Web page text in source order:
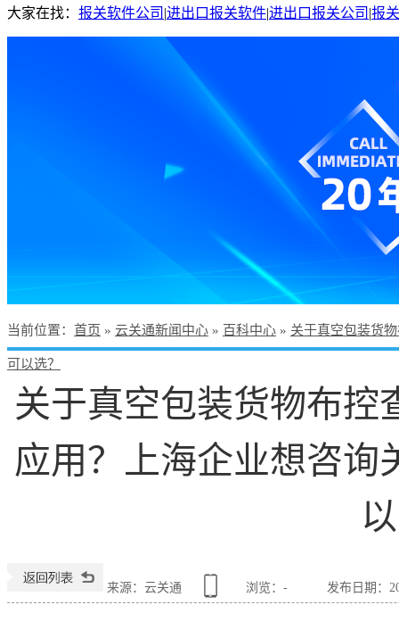
大家在找： 报关软件公司 |进出口报关软件|进出口报关公司 |报
当前位置： 首页 » 云关通新闻中心 » 百科中心 » 关于真空包装货
可以选？
关于真空包装货物布控
应用？上海企业想咨询
来源：云关通 浏览： - 发布日期：